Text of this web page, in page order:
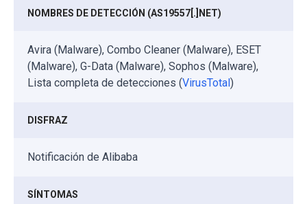
NOMBRES DE DETECCIÓN (AS19557[.]NET)
Avira (Malware), Combo Cleaner (Malware), ESET
(Malware), G-Data (Malware), Sophos (Malware),
Lista completa de detecciones (VirusTotal)
DISFRAZ
Notificación de Alibaba
SÍNTOMAS